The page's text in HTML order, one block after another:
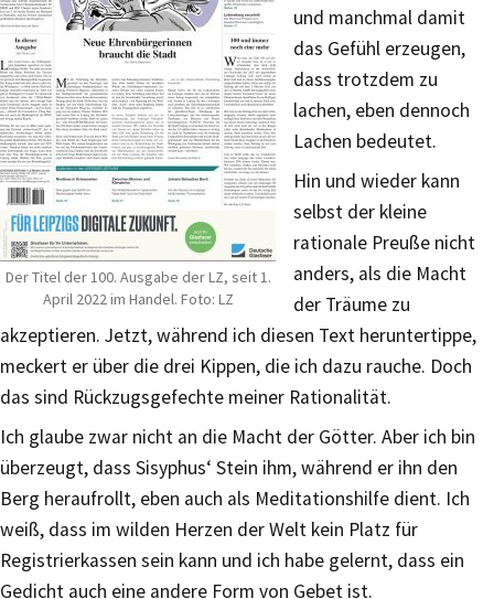
Der Titel der 100. Ausgabe der LZ, seit 1.
April 2022 im Handel. Foto: LZ
und manchmal damit
das Gefühl erzeugen,
dass trotzdem zu
lachen, eben dennoch
Lachen bedeutet.
Hin und wieder kann
selbst der kleine
rationale Preuße nicht
anders, als die Macht
der Träume zu
akzeptieren. Jetzt, während ich diesen Text heruntertippe,
meckert er über die drei Kippen, die ich dazu rauche. Doch
das sind Rückzugsgefechte meiner Rationalität.
Ich glaube zwar nicht an die Macht der Götter. Aber ich bin
überzeugt, dass Sisyphus‘ Stein ihm, während er ihn den
Berg heraufrollt, eben auch als Meditationshilfe dient. Ich
weiß, dass im wilden Herzen der Welt kein Platz für
Registrierkassen sein kann und ich habe gelernt, dass ein
Gedicht auch eine andere Form von Gebet ist.